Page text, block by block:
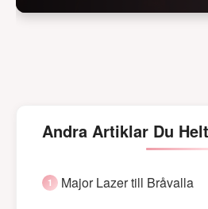
Andra Artiklar Du
Major Lazer till Bråvalla